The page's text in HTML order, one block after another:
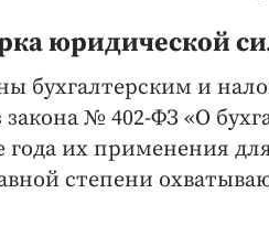
юридической
бухгалтерским и
№ 402-ФЗ «О
года их применения
степени